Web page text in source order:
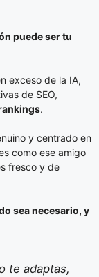
puede ser tu
exceso de la IA,
de SEO,
.
y centrado en
como ese amigo
fresco y de
sea necesario, y
te adaptas,